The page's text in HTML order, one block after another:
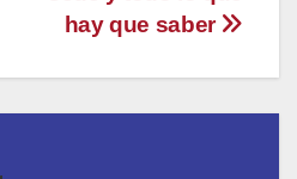
hay que saber